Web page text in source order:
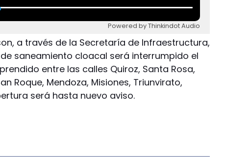
Powered by Thinkindot Audio
a través de la Secretaría de Infraestructura,
saneamiento cloacal será interrumpido el
entre las calles Quiroz, Santa Rosa,
Roque, Mendoza, Misiones, Triunvirato,
será hasta nuevo aviso.